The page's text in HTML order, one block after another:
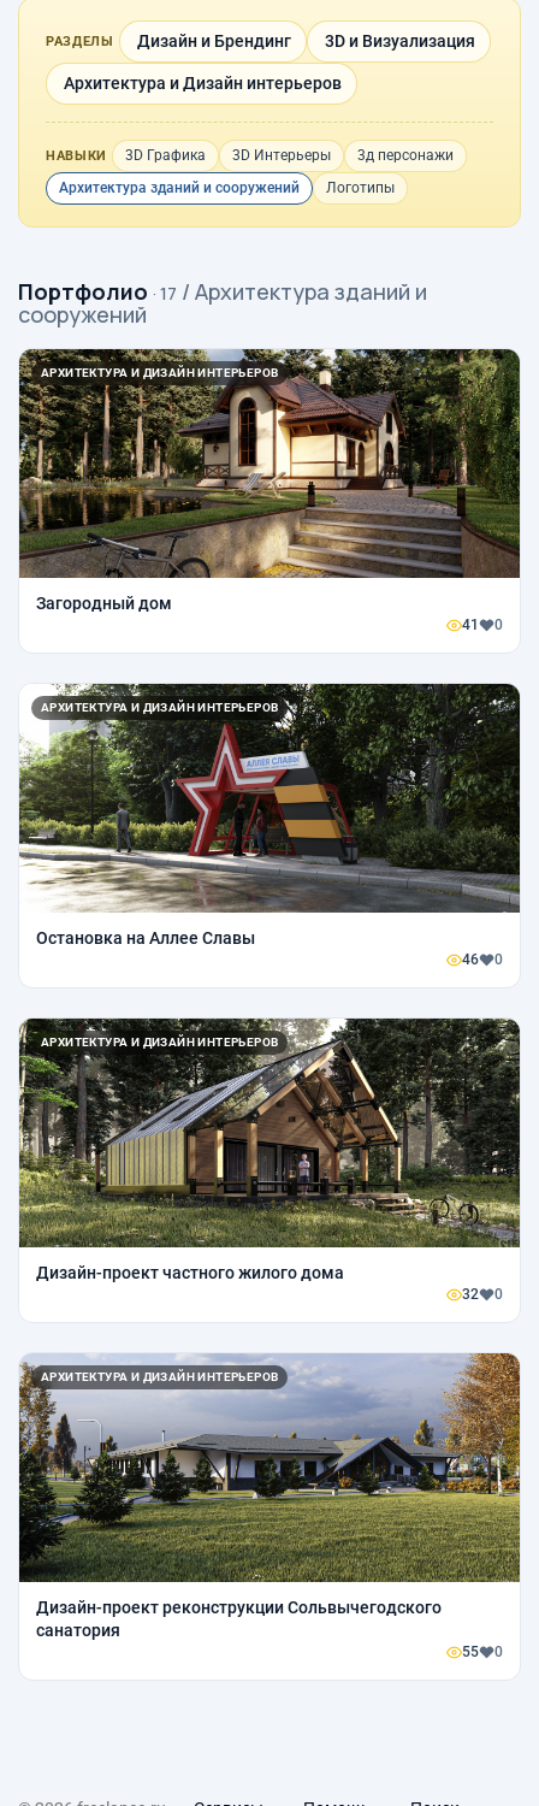
РАЗДЕЛЫ Дизайн и Брендинг 3D и Визуализация
Архитектура и Дизайн интерьеров
НАВЫКИ 3D Графика 3D Интерьеры
3д персонажи
Архитектура зданий и сооружений
Логотипы
Портфолио · 17 / Архитектура зданий и
сооружений
АРХИТЕКТУРА И ДИЗАЙН ИНТЕРЬЕРОВ
Загородный дом
41 0
АРХИТЕКТУРА И ДИЗАЙН ИНТЕРЬЕРОВ
Остановка на Аллее Славы
46 0
АРХИТЕКТУРА И ДИЗАЙН ИНТЕРЬЕРОВ
Дизайн-проект частного жилого дома
32 0
АРХИТЕКТУРА И ДИЗАЙН ИНТЕРЬЕРОВ
Дизайн-проект реконструкции Сольвычегодского
санатория
55 0